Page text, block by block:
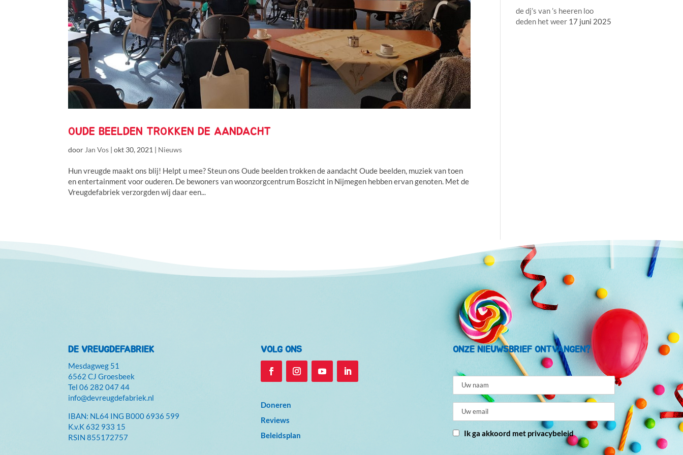
OUDE BEELDEN TROKKEN DE AANDACHT
door Jan Vos |okt 30, 2021 | Nieuws
Hun vreugde maakt ons blij! Helpt u mee? Steun ons Oude beelden trokken de aandacht Oude beelden, muziek van toen
en entertainment voor ouderen. De bewoners van woonzorgcentrum Boszicht in Nijmegen hebben ervan genoten. Met de
Vreugdefabriek verzorgden wij daar een...
de dj’s van ’s heeren loo
deden het weer 17 juni 2025
DE VREUGDEFABRIEK
Mesdagweg 51
6562 CJ Groesbeek
Tel06 282 047 44
info@devreugdefabriek.nl
IBAN: NL64 ING B000 6936 599
K.v.K632 933 15
RSIN 855172757
VOLG ONS
Doneren
Reviews
Beleidsplan
ONZE NIEUWSBRIEF ONTVANGEN?
Ik ga akkoord met privacybeleid